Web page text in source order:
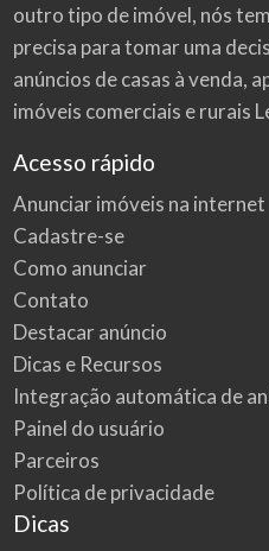
outro tipo de imóvel, nós
precisa para tomar uma
anúncios de casas à venda,
imóveis comerciais e rurais
Acesso rápido
Anunciar imóveis na internet
Cadastre-se
Como anunciar
Contato
Destacar anúncio
Dicas e Recursos
Integração automática de
Painel do usuário
Parceiros
Política de privacidade
Dicas